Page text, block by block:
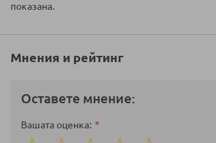
показана.
Мнения и рейтинг
Оставете мнение:
Вашата оценка